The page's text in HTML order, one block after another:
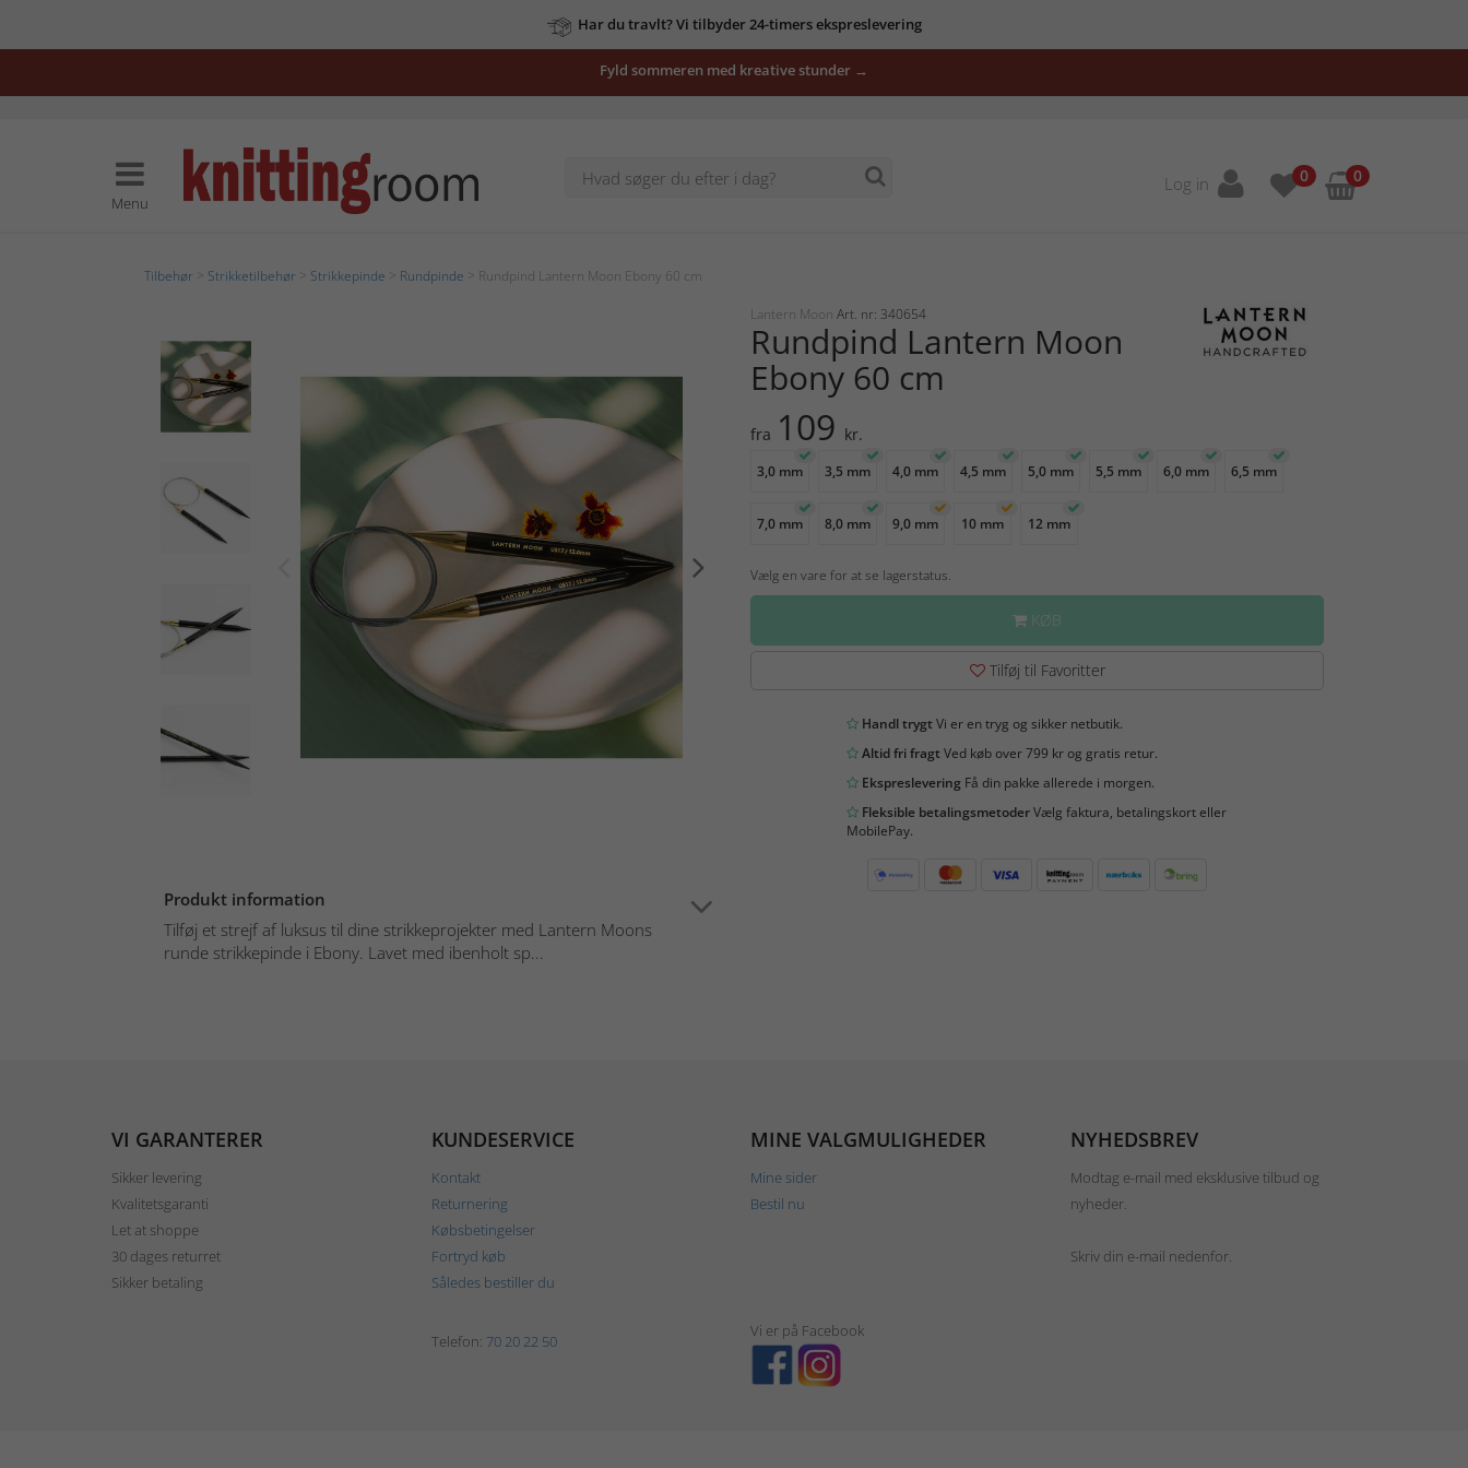
Har du travlt? Vi tilbyder 24-timers ekspreslevering
Fyld sommeren med kreative stunder →
Menu
Log in 0 0
Tilbehør Strikketilbehør Strikkepinde Rundpinde > Rundpind Lantern Moon Ebony 60 cm
Produkt information
Tilføj et strejf af luksus til dine strikkeprojekter med Lantern Moons
runde strikkepinde i Ebony. Lavet med ibenholt sp...
Lantern Moon Art. nr: 340654
Rundpind Lantern Moon
Ebony 60 cm
fra 109 kr.
3,0 mm 3,5 mm 4,0 mm 4,5 mm 5,0 mm 5,5 mm 6,0 mm 6,5 mm
7,0 mm 8,0 mm 9,0 mm 10 mm 12 mm
Vælg en vare for at se lagerstatus.
KØB
Tilføj til Favoritter
Handl trygtVi er en tryg og sikker netbutik.
Altid fri fragtVed køb over 799 kr og gratis retur.
EkspresleveringFå din pakke allerede i morgen.
Fleksible betalingsmetoderVælg faktura, betalingskort eller
MobilePay.
VI GARANTERER
Sikker levering
Kvalitetsgaranti
Let at shoppe
30 dages returret
Sikker betaling
KUNDESERVICE
Kontakt
Returnering
Købsbetingelser
Fortryd køb
Således bestiller du
MINE VALGMULIGHEDER
Mine sider
Bestil nu
NYHEDSBREV
Modtag e-mail med eksklusive tilbud og
nyheder.
Skriv din e-mail nedenfor.
Telefon: 70 20 22 50
Vi er på Facebook